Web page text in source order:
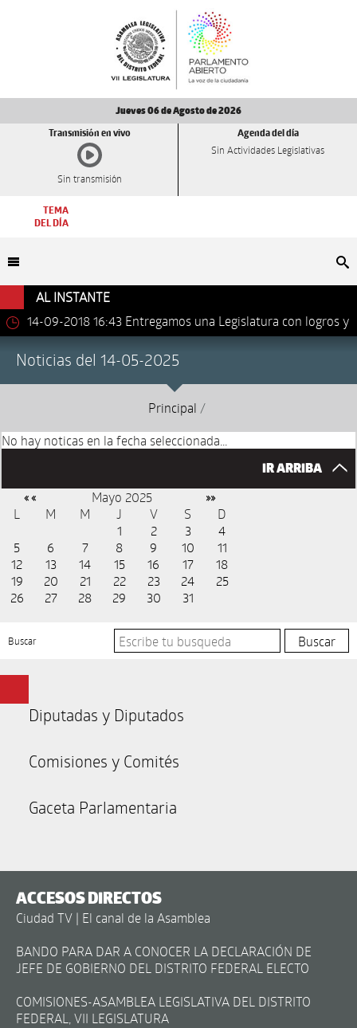
Jueves 06 de Agosto de 2026
Transmisión en vivo
Sin transmisión
Agenda del día
Sin Actividades Legislativas
TEMA
DEL DÍA
AL INSTANTE
14-09-2018 16:43 Entregamos una Legislatura con logros y
Noticias del 14-05-2025
Principal /
No hay noticas en la fecha seleccionada...
IR ARRIBA
« « Mayo 2025 »»
L M M J V S
D
1
2 3
4
5
6 7 8 9 10
11
12
13 14 15 16 17
18
19
20 21 22 23 24
25
26
27 28 29 30 31
Buscar
Diputadas y Diputados
Comisiones y Comités
Gaceta Parlamentaria
ACCESOS DIRECTOS
Ciudad TV | El canal de la Asamblea
BANDO PARA DAR A CONOCER LA DECLARACIÓN DE
JEFE DE GOBIERNO DEL DISTRITO FEDERAL ELECTO
COMISIONES-ASAMBLEA LEGISLATIVA DEL DISTRITO
FEDERAL, VII LEGISLATURA